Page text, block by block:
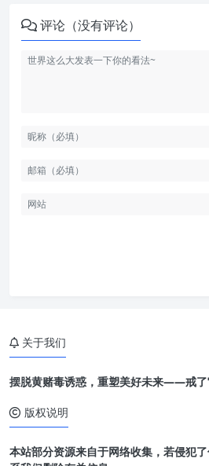
评论（没有评论）
关于我们
摆脱黄赌毒诱惑，重塑美好未来——戒了
版权说明
本站部分资源来自于网络收集，若侵犯